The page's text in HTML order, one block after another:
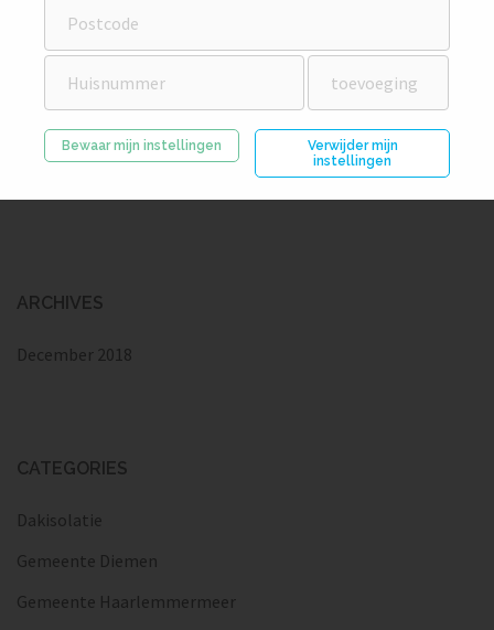
Technisol
Wiersma Vloerisolatie
RECENT COMMENTS
ARCHIVES
December 2018
CATEGORIES
Dakisolatie
Gemeente Diemen
Gemeente Haarlemmermeer
Bewaar mijn instellingen
Verwijder mijn
instellingen